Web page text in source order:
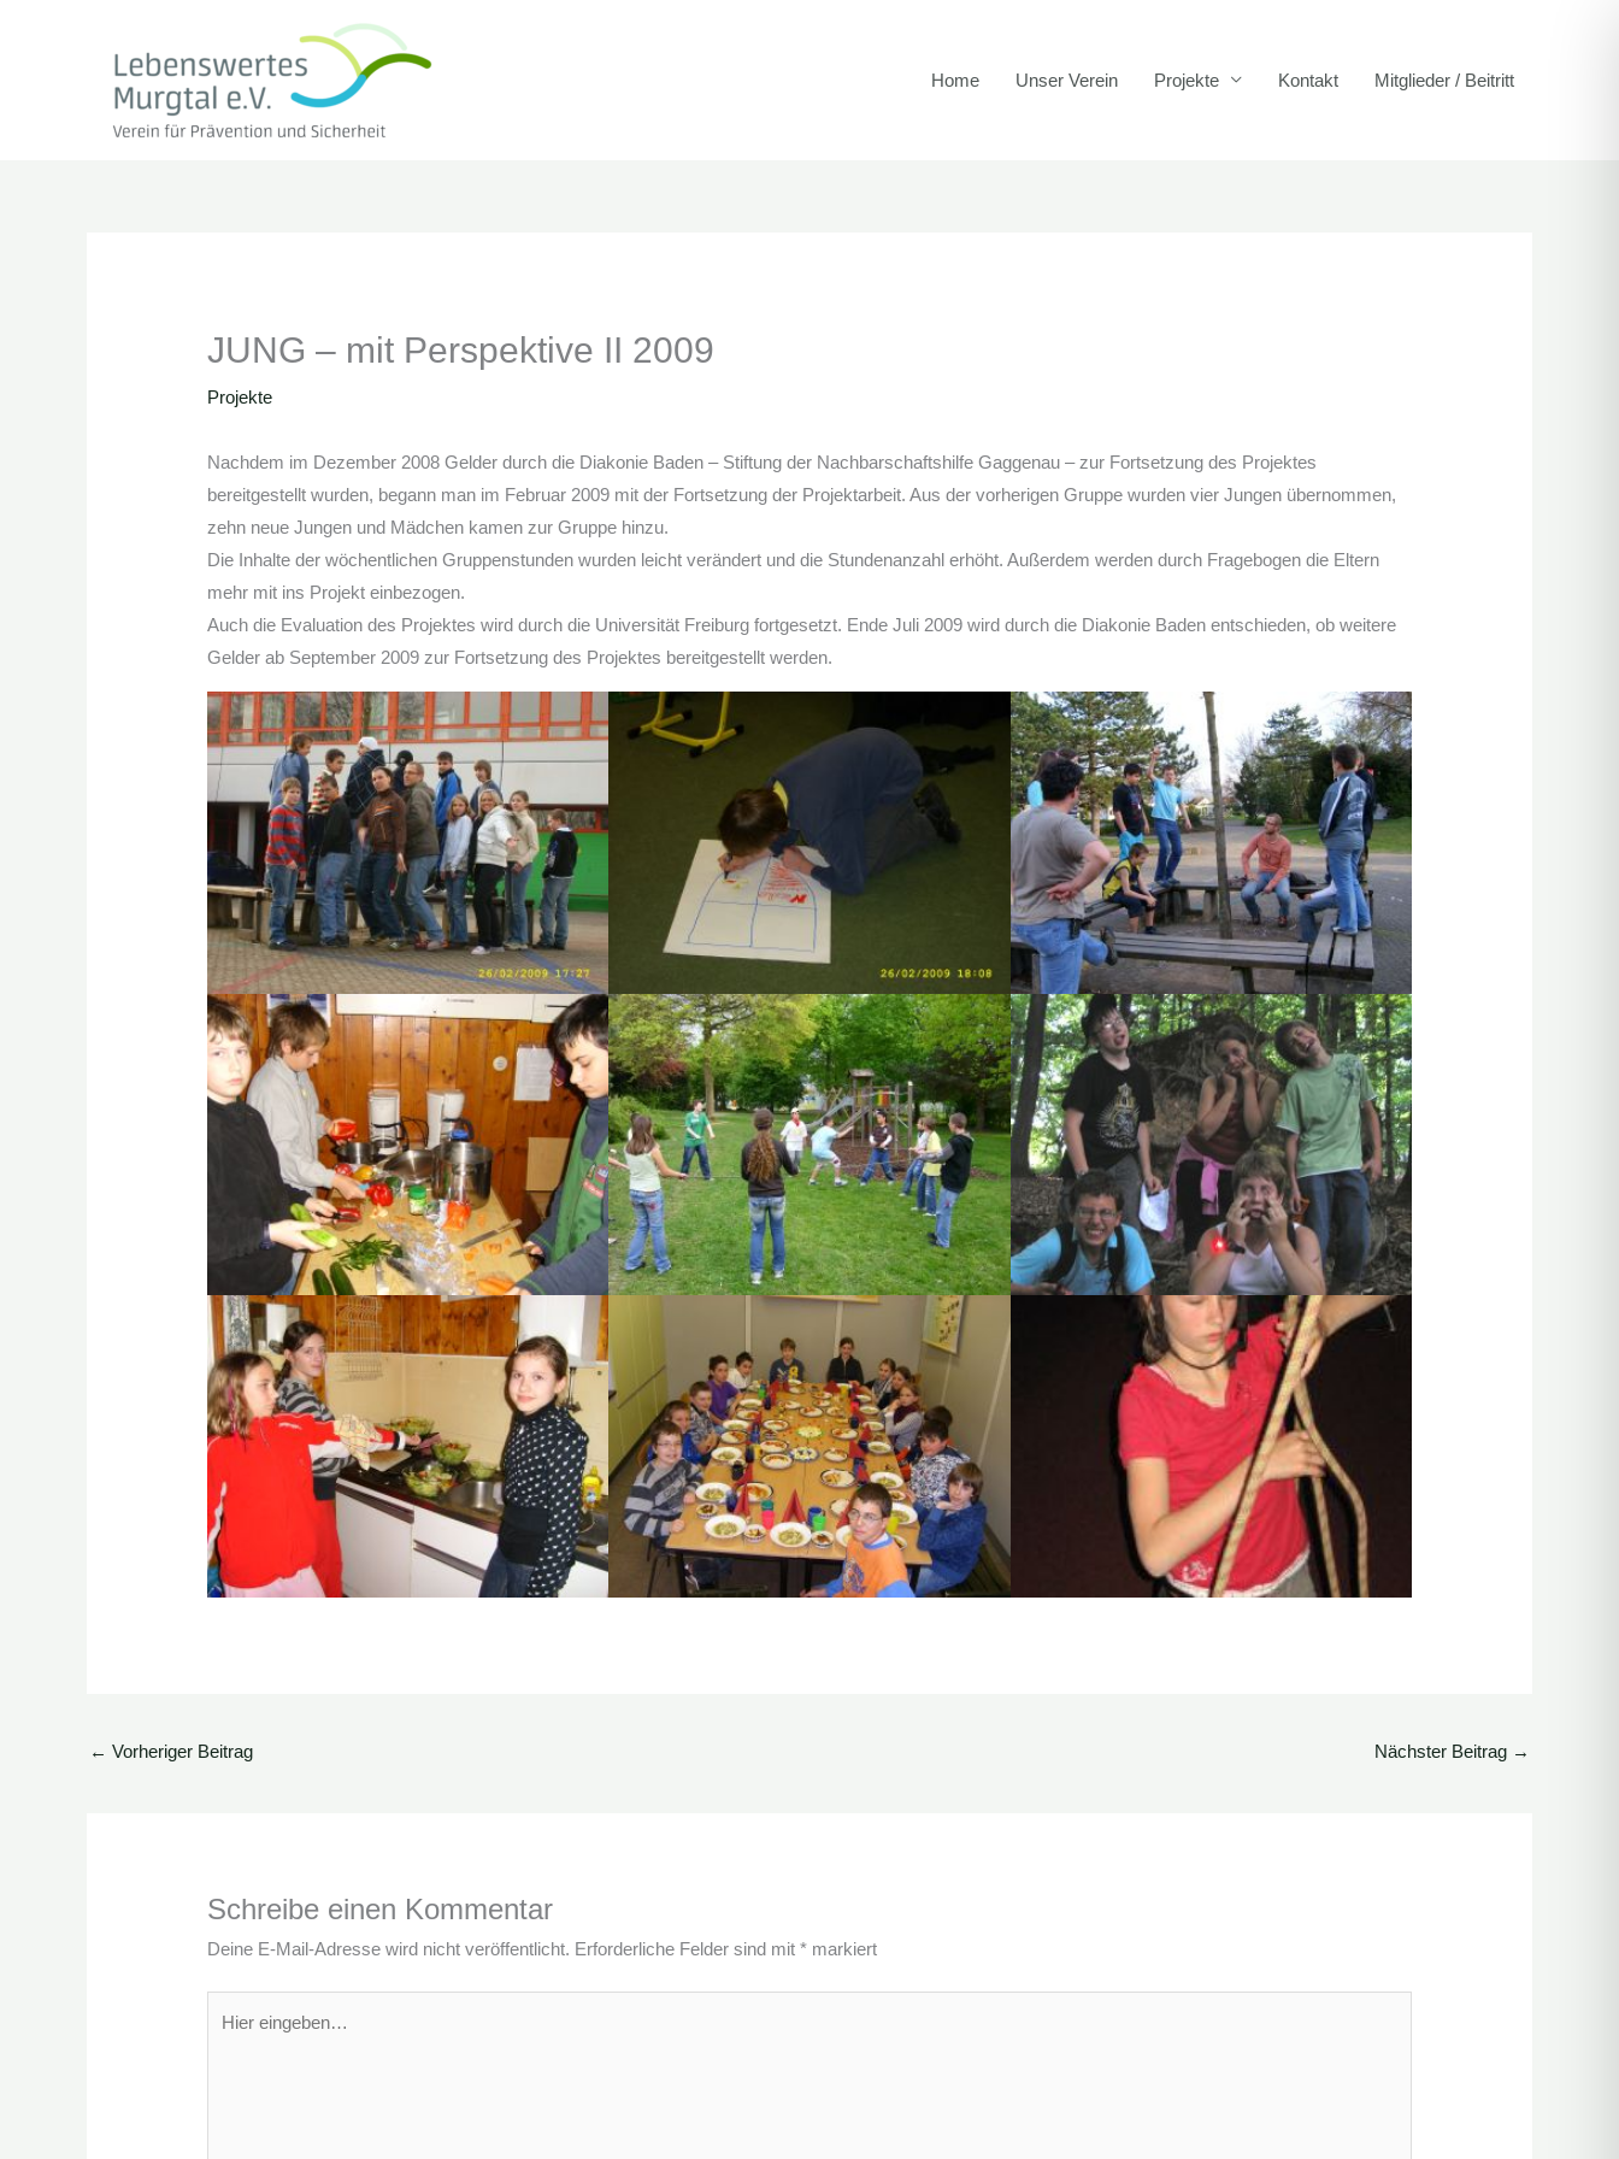
Home Unser Verein Projekte Kontakt Mitglieder / Beitritt
JUNG – mit Perspektive II 2009
Projekte
Nachdem im Dezember 2008 Gelder durch die Diakonie Baden – Stiftung der Nachbarschaftshilfe Gaggenau – zur Fortsetzung des Projektes
bereitgestellt wurden, begann man im Februar 2009 mit der Fortsetzung der Projektarbeit. Aus der vorherigen Gruppe wurden vier Jungen übernommen,
zehn neue Jungen und Mädchen kamen zur Gruppe hinzu.
Die Inhalte der wöchentlichen Gruppenstunden wurden leicht verändert und die Stundenanzahl erhöht. Außerdem werden durch Fragebogen die Eltern
mehr mit ins Projekt einbezogen.
Auch die Evaluation des Projektes wird durch die Universität Freiburg fortgesetzt. Ende Juli 2009 wird durch die Diakonie Baden entschieden, ob weitere
Gelder ab September 2009 zur Fortsetzung des Projektes bereitgestellt werden.
← Vorheriger Beitrag Nächster Beitrag →
Schreibe einen Kommentar
Deine E-Mail-Adresse wird nicht veröffentlicht. Erforderliche Felder sind mit* markiert
eingeben…